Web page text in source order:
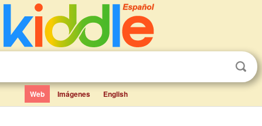
Web Imágenes English